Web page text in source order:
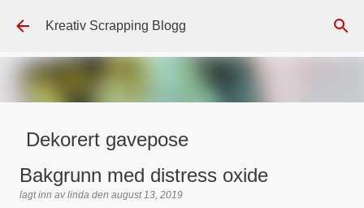
Gå til hovedinnhold
Kreativ Scrapping Blogg
Dekorert gavepose
GAVEPOSE / POSEKORT
Bakgrunn med distress oxide
lagt inn avlinda den august 13, 2019